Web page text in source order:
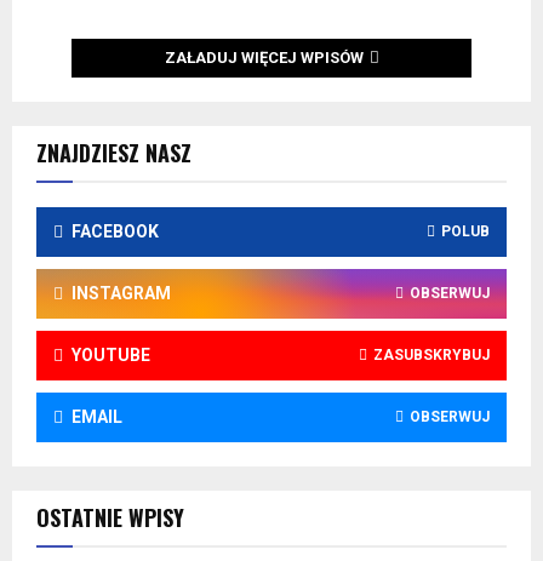
ZNAJDZIESZ NASZ
FACEBOOK POLUB
INSTAGRAM OBSERWUJ
YOUTUBE ZASUBSKRYBUJ
EMAIL OBSERWUJ
OSTATNIE WPISY
ZAŁADUJ WIĘCEJ WPISÓW